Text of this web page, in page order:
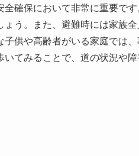
確保において非常に重要で
う。また、避難時には家族
供や高齢者がいる家庭では
てみることで、道の状況や